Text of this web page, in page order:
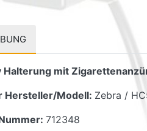
Halterung mit
Hersteller/Modell: Zebra /
712348